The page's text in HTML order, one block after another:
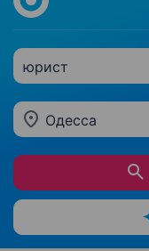
юрист
Одесса